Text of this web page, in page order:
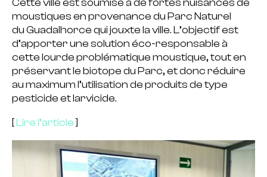
Cette ville est soumise à de fortes nuisances de
moustiques en provenance du Parc Naturel
du Guadalhorce qui jouxte la ville. L’objectif est
d’apporter une solution éco-responsable à
cette lourde problématique moustique, tout en
préservant le biotope du Parc, et donc réduire
au maximum l’utilisation de produits de type
pesticide et larvicide.
[Lire l’article]